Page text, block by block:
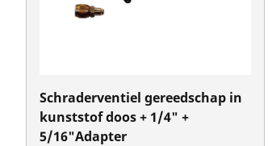
Schraderventiel gereedschap in
kunststof doos + 1/4" +
5/16"Adapter